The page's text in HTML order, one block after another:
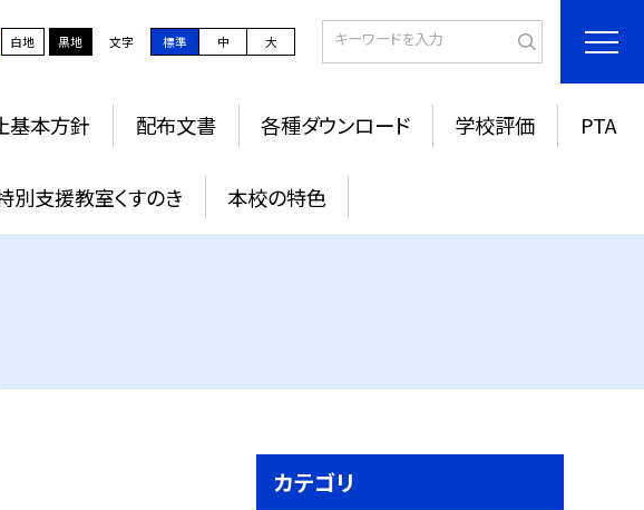
白地 黒地 文字 標準 中 大
基本方針 配布文書 各種ダウンロード 学校評価 PTA
別支援教室くすのき 本校の特色
カテゴリ